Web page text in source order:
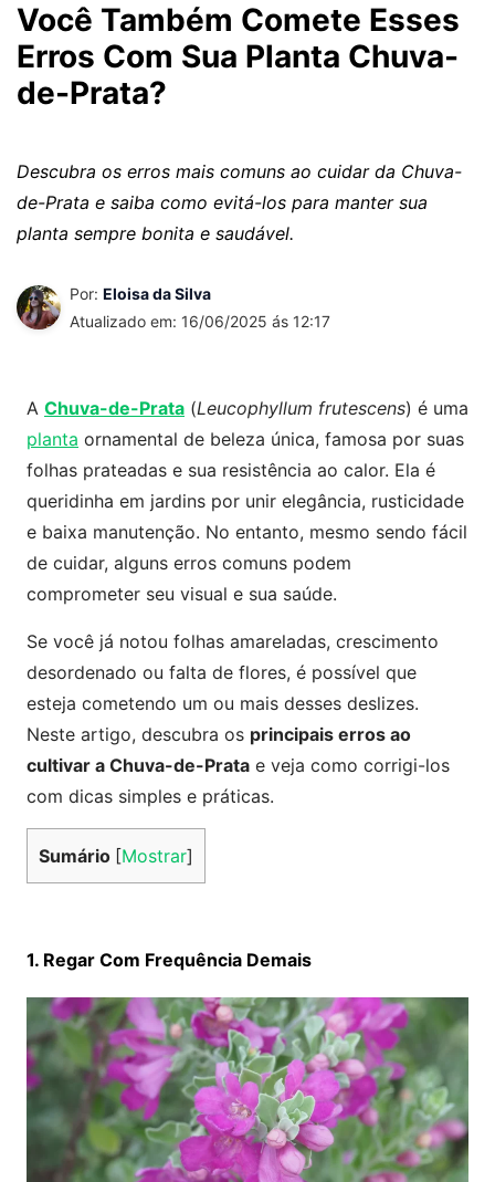
Você Também Comete Esses
Erros Com Sua Planta Chuva-
de-Prata?
Descubra os erros mais comuns ao cuidar da Chuva-
de-Prata e saiba como evitá-los para manter sua
planta sempre bonita e saudável.
Por: Eloisa da Silva
Atualizado em: 16/06/2025 ás 12:17
A Chuva-de-Prata (Leucophyllum frutescens) é uma
planta ornamental de beleza única, famosa por suas
folhas prateadas e sua resistência ao calor. Ela é
queridinha em jardins por unir elegância, rusticidade
e baixa manutenção. No entanto, mesmo sendo fácil
de cuidar, alguns erros comuns podem
comprometer seu visual e sua saúde.
Se você já notou folhas amareladas, crescimento
desordenado ou falta de flores, é possível que
esteja cometendo um ou mais desses deslizes.
Neste artigo, descubra os principais erros ao
cultivar a Chuva-de-Prata e veja como corrigi-los
com dicas simples e práticas.
Sumário [Mostrar]
1. Regar Com Frequência Demais